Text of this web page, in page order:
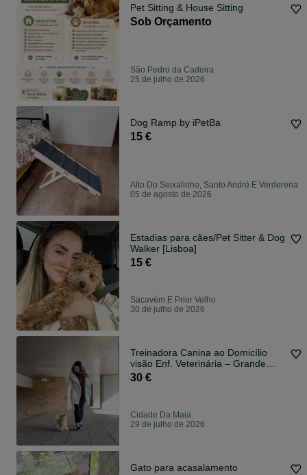
Pet Sitting & House Sitting
Sob Orçamento
São Pedro da Cadeira
25 de julho de 2026
Dog Ramp by iPetBa
15 €
Alto Do Seixalinho, Santo André E Verderena
05 de agosto de 2026
Estadias para cães/Pet Sitter & Dog
Walker [Lisboa]
15 €
Sacavém E Prior Velho
30 de julho de 2026
Treinadora Canina ao Domicílio
visão Enf. Veterinária – Grande
Porto
30 €
Cidade Da Maia
29 de julho de 2026
Gato para acasalamento